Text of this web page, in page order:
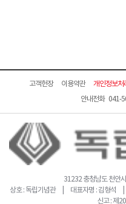
고객헌장 이용약관 개인정보처
안내전화 041-
31232 충청남도 천안
상호 : 독립기념관 | 대표자명 : 김형석
신고 : 제